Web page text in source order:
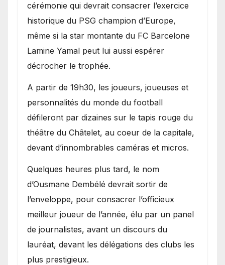
cérémonie qui devrait consacrer l’exercice
historique du PSG champion d’Europe,
même si la star montante du FC Barcelone
Lamine Yamal peut lui aussi espérer
décrocher le trophée.
A partir de 19h30, les joueurs, joueuses et
personnalités du monde du football
défileront par dizaines sur le tapis rouge du
théâtre du Châtelet, au coeur de la capitale,
devant d’innombrables caméras et micros.
Quelques heures plus tard, le nom
d’Ousmane Dembélé devrait sortir de
l’enveloppe, pour consacrer l’officieux
meilleur joueur de l’année, élu par un panel
de journalistes, avant un discours du
lauréat, devant les délégations des clubs les
plus prestigieux.